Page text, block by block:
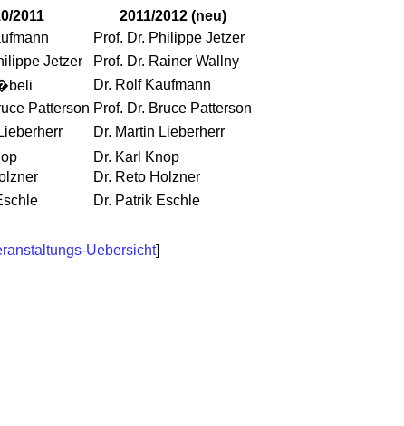
2011
2011/2012 (neu)
Prof. Dr. Philippe Jetzer
Jetzer
Prof. Dr. Rainer Wallny
Dr. Rolf Kaufmann
Patterson Prof. Dr. Bruce Patterson
Dr. Martin Lieberherr
Dr. Karl Knop
Dr. Reto Holzner
Dr. Patrik Eschle
Uebersicht]